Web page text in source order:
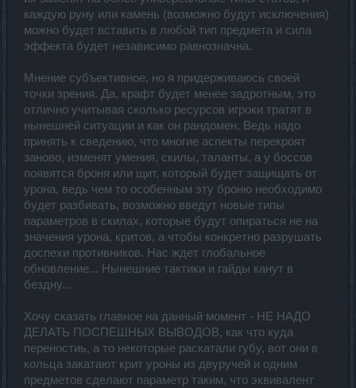
каждую руну или камень (возможно будут исключения)
можно будет вставить в любой тип предмета и сила
эффекта будет независимо равнозначна.
Мнение субъективное, но я придерживаюсь своей
точки зрения. Да, крафт будет менее задротным, это
отлично учитывая сколько ресурсов игроки тратят в
нынешней ситуации и как он рандомен. Ведь надо
принять к сведению, что многие аспекты перекроят
заново, изменят умения, скилы, таланты, а у боссов
появятся броня или щит, который будет защищать от
урона, ведь чем то особенным эту броню необходимо
будет разбивать, возможно введут новые типы
параметров в скилах, которые будут опираться не на
значения урона, критов, а чтобы конкретно разрушать
доспехи противников. Нас ждет глобальное
обновление... Нынешние тактики и гайды канут в
бездну...
Хочу сказать главное на данный момент - НЕ НАДО
ДЕЛАТЬ ПОСПЕШНЫХ ВЫВОДОВ, как что куда
переностиь, а то некоторые раскатали губу, вот они в
кольца закатают крит уроны из двуручей и одним
предметов сделают параметр таким, что эквивалент